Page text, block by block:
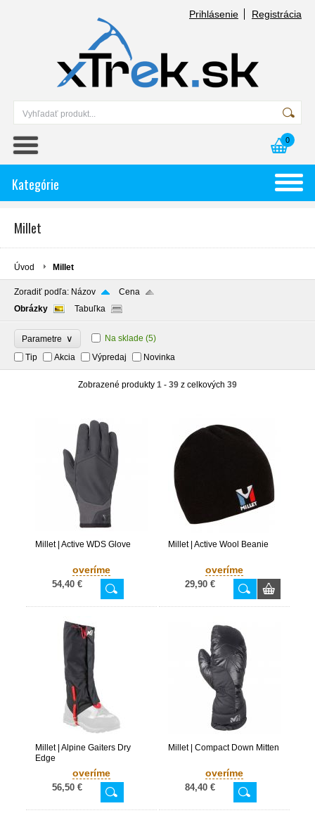
Prihlásenie Registrácia
0
Kategórie
Millet
Úvod Millet
Zoradiť podľa: Názov
Cena
Obrázky
Tabuľka
Parametre ∨ Na sklade (5)
Tip
Akcia Výpredaj Novinka
Zobrazené produkty 1 - 39 z celkových 39
Millet | Active WDS Glove
overíme
54,40 €
Millet | Active Wool Beanie
overíme
29,90 €
Millet | Alpine Gaiters Dry
Edge
overíme
56,50 €
Millet | Compact Down Mitten
overíme
84,40 €